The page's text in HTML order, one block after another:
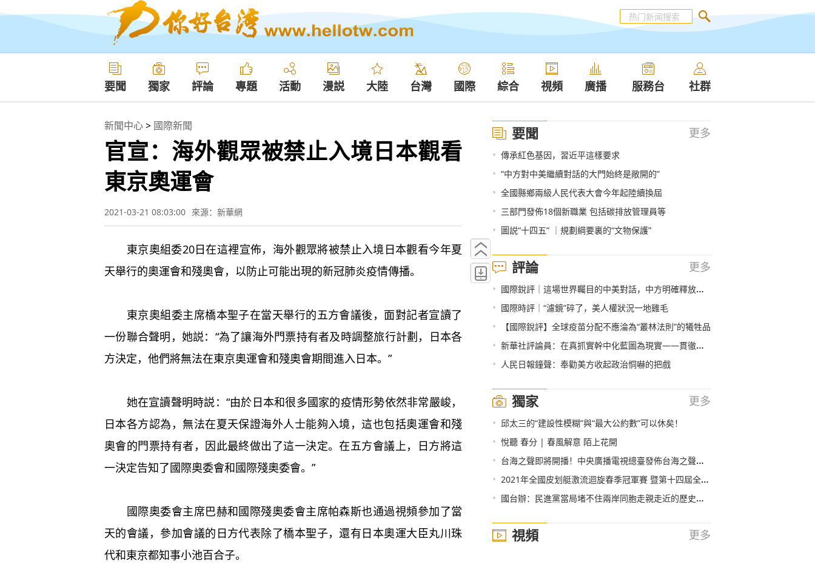
要聞 獨家 評論 專題 活動 漫説 大陸 台灣 國際 綜合 視頻 廣播 服務台 社群
新聞中心> 國際新聞
官宣：海外觀眾被禁止入境日本觀看
東京奧運會
2021-03-21 08:03:00 來源：新華網
東京奧組委20日在這裡宣佈，海外觀眾將被禁止入境日本觀看今年夏
天舉行的奧運會和殘奧會，以防止可能出現的新冠肺炎疫情傳播。
東京奧組委主席橋本聖子在當天舉行的五方會議後，面對記者宣讀了
一份聯合聲明，她説：“為了讓海外門票持有者及時調整旅行計劃，日本各
方決定，他們將無法在東京奧運會和殘奧會期間進入日本。”
她在宣讀聲明時説：“由於日本和很多國家的疫情形勢依然非常嚴峻，
日本各方認為，無法在夏天保證海外人士能夠入境，這也包括奧運會和殘
奧會的門票持有者，因此最終做出了這一決定。在五方會議上，日方將這
一決定告知了國際奧委會和國際殘奧委會。”
國際奧委會主席巴赫和國際殘奧委會主席帕森斯也通過視頻參加了當
天的會議，參加會議的日方代表除了橋本聖子，還有日本奧運大臣丸川珠
代和東京都知事小池百合子。
要聞 更多
• 傳承紅色基因，習近平這樣要求
• “中方對中美繼續對話的大門始終是敞開的”
• 全國縣鄉兩級人民代表大會今年起陸續換屆
• 三部門發佈18個新職業 包括碳排放管理員等
• 圖説“十四五” ｜規劃綱要裏的“文物保護”
評論 更多
• 國際銳評｜這場世界矚目的中美對話，中方明確釋放三個信號
• 國際時評｜“濾鏡”碎了，美人權狀況一地雞毛
• 【國際銳評】全球疫苗分配不應淪為“叢林法則”的犧牲品
• 新華社評論員：在真抓實幹中化藍圖為現實——貫徹落實全國兩會精神
• 人民日報鐘聲：奉勸美方收起政治恫嚇的把戲
獨家 更多
• 邱太三的“建設性模糊”與“最大公約數”可以休矣！
• 悅聽 春分 | 春風解意 陌上花開
• 台海之聲即將開播！中央廣播電視總臺發佈台海之聲開始曲、結束曲
• 2021年全國皮划艇激流迴旋春季冠軍賽 暨第十四屆全國運動會資格賽在福建南安舉辦
• 國台辦：民進黨當局堵不住兩岸同胞走親走近的歷史趨勢
視頻 更多